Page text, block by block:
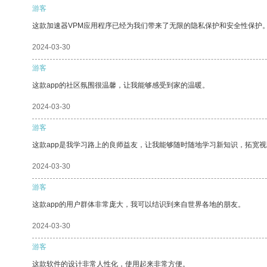
游客
这款加速器VPM应用程序已经为我们带来了无限的隐私保护和安全性保护
2024-03-30
游客
这款app的社区氛围很温馨，让我能够感受到家的温暖。
2024-03-30
游客
这款app是我学习路上的良师益友，让我能够随时随地学习新知识，拓宽
2024-03-30
游客
这款app的用户群体非常庞大，我可以结识到来自世界各地的朋友。
2024-03-30
游客
这款软件的设计非常人性化，使用起来非常方便。